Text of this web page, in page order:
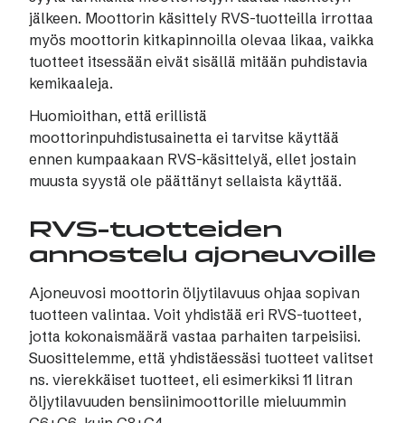
jälkeen. Moottorin käsittely RVS-tuotteilla irrottaa
myös moottorin kitkapinnoilla olevaa likaa, vaikka
tuotteet itsessään eivät sisällä mitään puhdistavia
kemikaaleja.
Huomioithan, että erillistä
moottorinpuhdistusainetta ei tarvitse käyttää
ennen kumpaakaan RVS-käsittelyä, ellet jostain
muusta syystä ole päättänyt sellaista käyttää.
RVS-tuotteiden
annostelu ajoneuvoille
Ajoneuvosi moottorin öljytilavuus ohjaa sopivan
tuotteen valintaa. Voit yhdistää eri RVS-tuotteet,
jotta kokonaismäärä vastaa parhaiten tarpeisiisi.
Suosittelemme, että yhdistäessäsi tuotteet valitset
ns. vierekkäiset tuotteet, eli esimerkiksi 11 litran
öljytilavuuden bensiinimoottorille mieluummin